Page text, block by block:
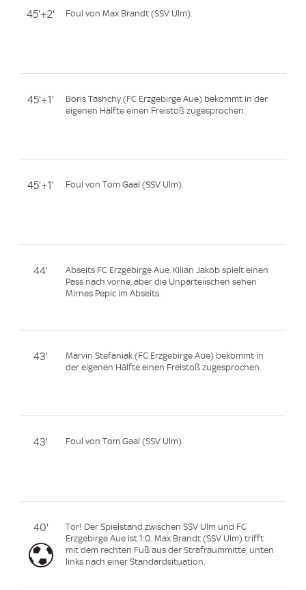
45'+2' Foul von Max Brandt (SSV Ulm).
45'+1'
Boris Tashchy (FC Erzgebirge Aue) bekommt in der
eigenen Hälfte einen Freistoß zugesprochen.
45'+1' Foul von Tom Gaal (SSV Ulm).
44'
Abseits FC Erzgebirge Aue. Kilian Jakob spielt einen
Pass nach vorne, aber die Unparteiischen sehen
Mirnes Pepic im Abseits.
43'
Marvin Stefaniak (FC Erzgebirge Aue) bekommt in
der eigenen Hälfte einen Freistoß zugesprochen.
43' Foul von Tom Gaal (SSV Ulm).
40'
Tor! Der Spielstand zwischen SSV Ulm und FC
Erzgebirge Aue ist 1:0. Max Brandt (SSV Ulm) trifft
mit dem rechten Fuß aus der Strafraummitte, unten
links nach einer Standardsituation.